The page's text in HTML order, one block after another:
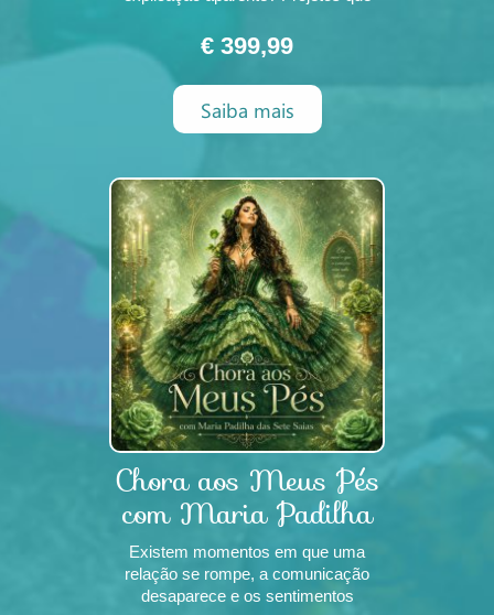
oportunidades desaparecem, relações
desgastam-se e uma sensação
constante de peso parece
acompanhar a sua jornada? Em
algumas tradições espirituais,
€ 399,99
Saiba mais
Chora aos Meus Pés
com Maria Padilha
das Sete Saia
Existem momentos em que uma
relação se rompe, a comunicação
desaparece e os sentimentos